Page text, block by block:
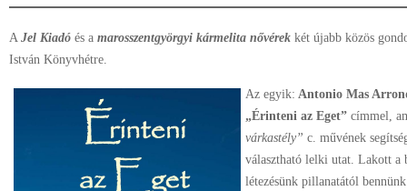
A Jel Kiadó és a marosszentgyörgyi kármelita nővérek két újabb közös
István Könyvhétre.
Az egyik: Antonio Mas
„Érinteni az Eget” címmel,
várkastély” c. művének
választható lelki utat. Lakott a
létezésünk pillanatától